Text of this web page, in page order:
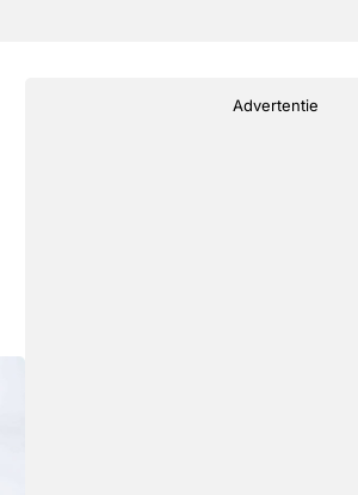
Advertentie